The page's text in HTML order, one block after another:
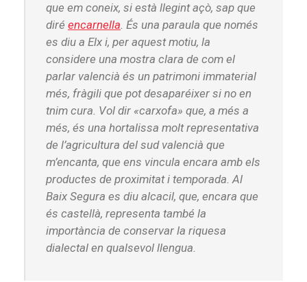
que em coneix, si està llegint açò, sap que
diré encarnella. És una paraula que només
es diu a Elx i, per aquest motiu, la
considere una mostra clara de com el
parlar valencià és un patrimoni immaterial
més, fràgili que pot desaparéixer si no en
tnim cura. Vol dir «carxofa» que, a més a
més, és una hortalissa molt representativa
de l’agricultura del sud valencià que
m’encanta, que ens vincula encara amb els
productes de proximitat i temporada. Al
Baix Segura es diu alcacil, que, encara que
és castellà, representa també la
importància de conservar la riquesa
dialectal en qualsevol llengua.